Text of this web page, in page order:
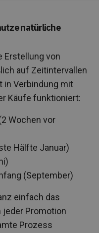
natürliche
Erstellung von
auf Zeitintervallen
in Verbindung mit
Käufe funktioniert:
Wochen vor
Hälfte Januar)
(September)
einfach das
jeder Promotion
Prozess